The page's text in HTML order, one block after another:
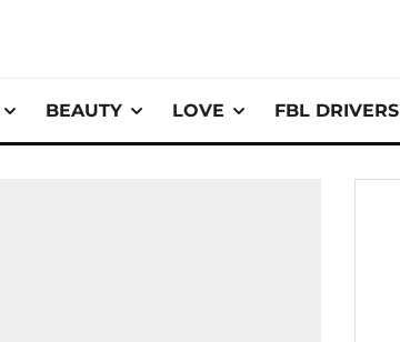
BEAUTY LOVE FBL DRIVERS